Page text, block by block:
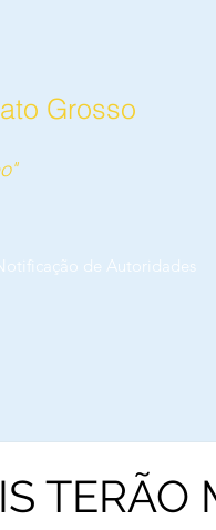
Grosso
de Autoridades
TERÃO